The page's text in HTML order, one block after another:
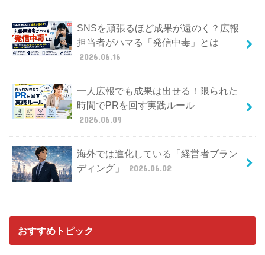
SNSを頑張るほど成果が遠のく？広報
担当者がハマる「発信中毒」とは
2026.06.16
一人広報でも成果は出せる！限られた
時間でPRを回す実践ルール
2026.06.09
海外では進化している「経営者ブラン
ディング」
2026.06.02
おすすめトピック